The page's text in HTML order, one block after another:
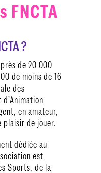
FNCTA
?
de 20 000
de moins de 16
des
en amateur,
plaisir de jouer.
dédiée au
est
Sports, de la